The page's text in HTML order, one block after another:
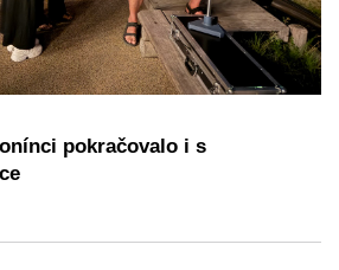
pokračovalo i s